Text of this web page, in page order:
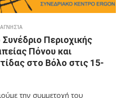
Περιοχικής
Πόνου και
στο Βόλο στις 15-
την συμμετοχή του